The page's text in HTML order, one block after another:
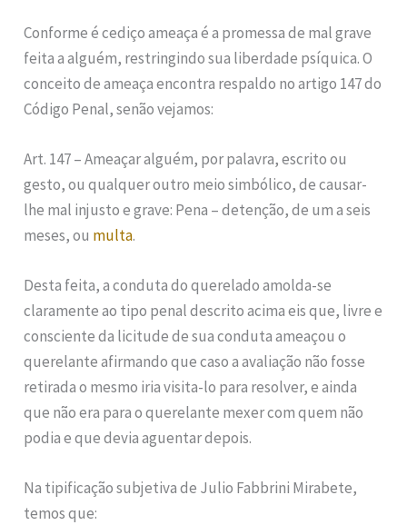
Conforme é cediço ameaça é a promessa de mal grave
feita a alguém, restringindo sua liberdade psíquica. O
conceito de ameaça encontra respaldo no artigo 147 do
Código Penal, senão vejamos:
Art. 147 – Ameaçar alguém, por palavra, escrito ou
gesto, ou qualquer outro meio simbólico, de causar-
lhe mal injusto e grave: Pena – detenção, de um a seis
meses, ou multa.
Desta feita, a conduta do querelado amolda-se
claramente ao tipo penal descrito acima eis que, livre e
consciente da licitude de sua conduta ameaçou o
querelante afirmando que caso a avaliação não fosse
retirada o mesmo iria visita-lo para resolver, e ainda
que não era para o querelante mexer com quem não
podia e que devia aguentar depois.
Na tipificação subjetiva de Julio Fabbrini Mirabete,
temos que: